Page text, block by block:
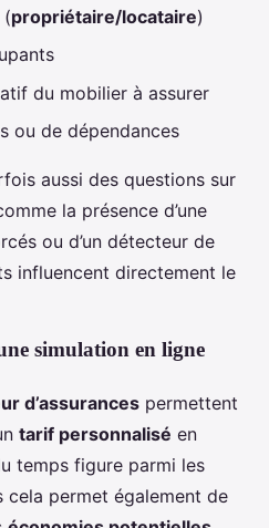
(propriétaire/locataire)
du mobilier à assurer
ou de dépendances
aussi des questions sur
la présence d’une
ou d’un détecteur de
influencent directement le
simulation en ligne
d’assurances permettent
tarif personnalisé en
temps figure parmi les
cela permet également de